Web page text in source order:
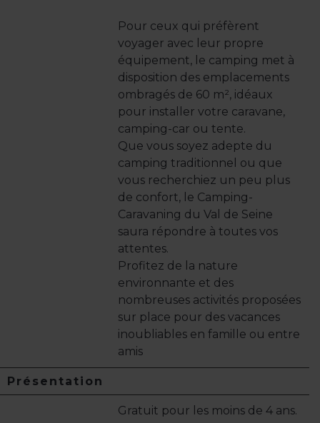
Pour ceux qui préfèrent
voyager avec leur propre
équipement, le camping met à
disposition des emplacements
ombragés de 60 m², idéaux
pour installer votre caravane,
camping-car ou tente.
Que vous soyez adepte du
camping traditionnel ou que
vous recherchiez un peu plus
de confort, le Camping-
Caravaning du Val de Seine
saura répondre à toutes vos
attentes.
Profitez de la nature
environnante et des
nombreuses activités proposées
sur place pour des vacances
inoubliables en famille ou entre
amis
Présentation
Gratuit pour les moins de 4 ans.